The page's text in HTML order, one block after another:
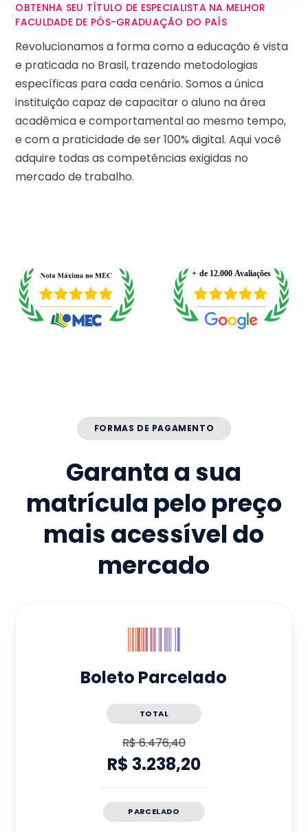
OBTENHA SEU TÍTULO DE ESPECIALISTA NA MELHOR
FACULDADE DE PÓS-GRADUAÇÃO DO PAÍS
Revolucionamos a forma como a educação é vista
e praticada no Brasil, trazendo metodologias
específicas para cada cenário. Somos a única
instituição capaz de capacitar o aluno na área
acadêmica e comportamental ao mesmo tempo,
e com a praticidade de ser 100% digital. Aqui você
adquire todas as competências exigidas no
mercado de trabalho.
FORMAS DE PAGAMENTO
Garanta a sua
matrícula pelo preço
mais acessível do
mercado
Boleto Parcelado
TOTAL
R$ 6.476,40
R$ 3.238,20
PARCELADO